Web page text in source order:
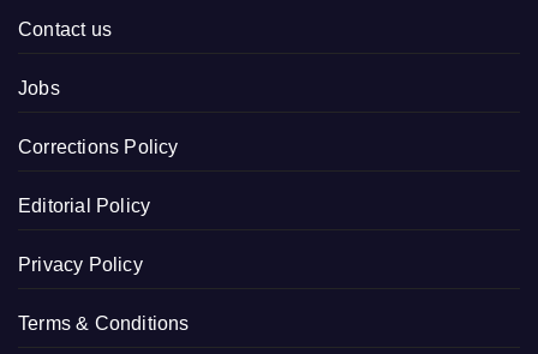
Contact us
Jobs
Corrections Policy
Editorial Policy
Privacy Policy
Terms & Conditions